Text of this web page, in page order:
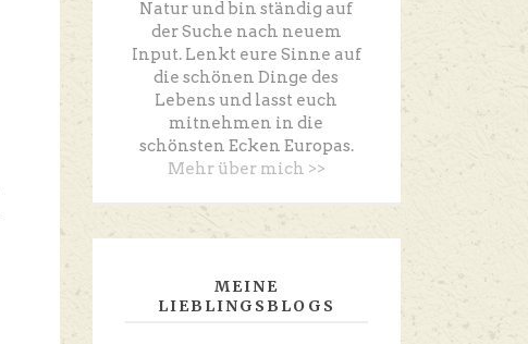
Natur und bin ständig auf
der Suche nach neuem
Input. Lenkt eure Sinne auf
die schönen Dinge des
Lebens und lasst euch
mitnehmen in die
schönsten Ecken Europas.
Mehr über mich >>
MEINE
LIEBLINGSBLOGS